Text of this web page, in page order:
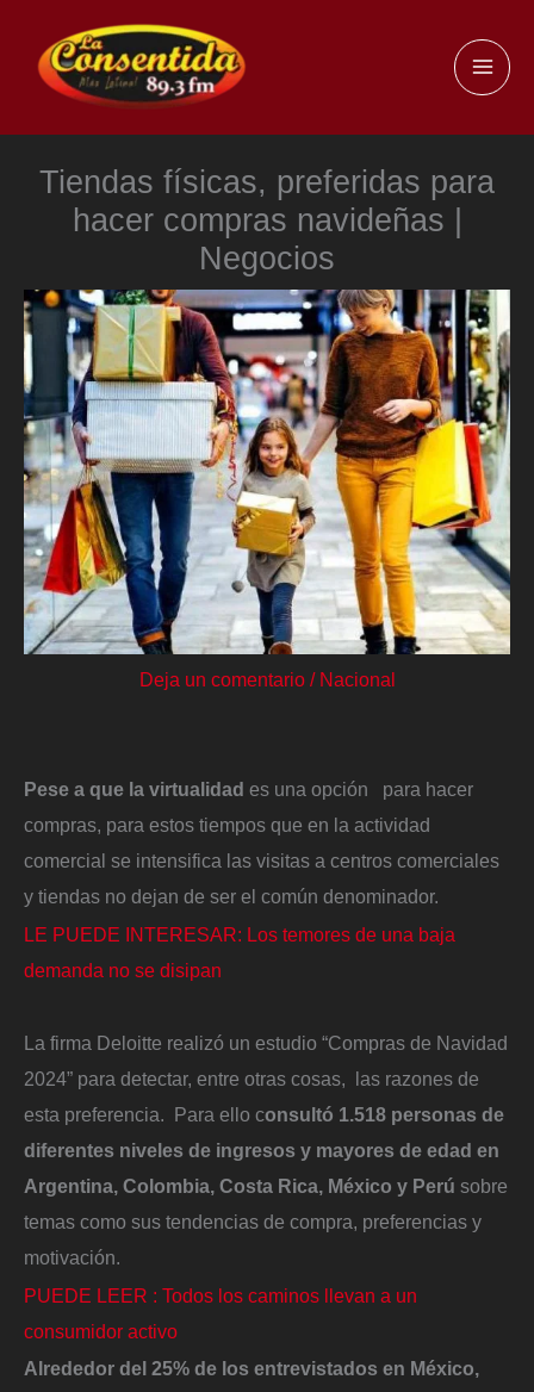
contenido
Tiendas físicas, preferidas para
hacer compras navideñas |
Negocios
Deja un comentario / Nacional
Pese a que la virtualidad es una opción para hacer
compras, para estos tiempos que en la actividad
comercial se intensifica las visitas a centros comerciales
y tiendas no dejan de ser el común denominador.
LE PUEDE INTERESAR: Los temores de una baja
demanda no se disipan
La firma Deloitte realizó un estudio “Compras de Navidad
2024” para detectar, entre otras cosas, las razones de
esta preferencia. Para ello consultó 1.518 personas de
diferentes niveles de ingresos y mayores de edad en
Argentina, Colombia, Costa Rica, México y Perú sobre
temas como sus tendencias de compra, preferencias y
motivación.
PUEDE LEER : Todos los caminos llevan a un
consumidor activo
Alrededor del 25% de los entrevistados en México,